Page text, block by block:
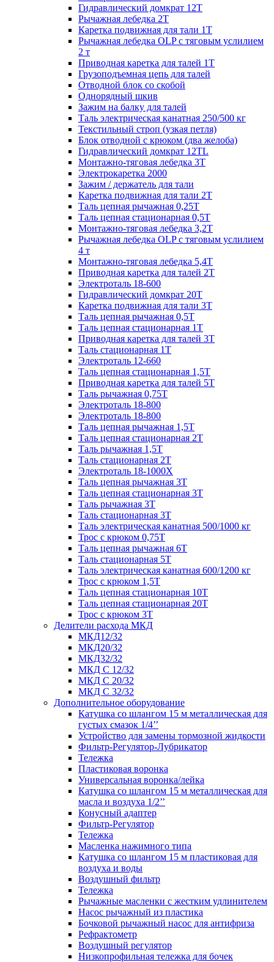
Гидравлический домкрат 12Т
Рычажная лебедка 2Т
Каретка подвижная для тали 1Т
Рычажная лебедка OLP с тяговым услилием
2 т
Приводная каретка для талей 1Т
Грузоподъемная цепь для талей
Отводной блок со скобой
Однорядный шкив
Зажим на балку для талей
Таль электрическая канатная 250/500 кг
Текстильный строп (узкая петля)
Блок отводной с крюком (два желоба)
Гидравлический домкрат 12TL
Монтажно-тяговая лебедка 3Т
Электрокаретка 2000
Зажим / держатель для тали
Каретка подвижная для тали 2Т
Таль цепная рычажная 0,25Т
Таль цепная стационарная 0,5Т
Монтажно-тяговая лебедка 3,2Т
Рычажная лебедка OLP с тяговым услилием
4 т
Монтажно-тяговая лебедка 5,4Т
Приводная каретка для талей 2Т
Электроталь 18-600
Гидравлический домкрат 20T
Каретка подвижная для тали 3Т
Таль цепная рычажная 0,5Т
Таль цепная стационарная 1Т
Приводная каретка для талей 3Т
Таль стационарная 1Т
Электроталь 12-660
Таль цепная стационарная 1,5Т
Приводная каретка для талей 5Т
Таль рычажная 0,75Т
Электроталь 18-800
Электроталь 18-800
Таль цепная рычажная 1,5Т
Таль цепная стационарная 2Т
Таль рычажная 1,5Т
Таль стационарная 2Т
Электроталь 18-1000X
Таль цепная рычажная 3Т
Таль цепная стационарная 3Т
Таль рычажная 3Т
Таль стационарная 3Т
Таль электрическая канатная 500/1000 кг
Трос с крюком 0,75Т
Таль цепная рычажная 6Т
Таль стационарная 5Т
Таль электрическая канатная 600/1200 кг
Трос с крюком 1,5Т
Таль цепная стационарная 10Т
Таль цепная стационарная 20Т
Трос с крюком 3Т
Делители расхода МКД
МКД12/32
МКД20/32
МКД32/32
МКД С 12/32
МКД С 20/32
МКД С 32/32
Дополнительное оборудование
Катушка со шлангом 15 м металлическая для
густых смазок 1/4’’
Устройство для замены тормозной жидкости
Фильтр-Регулятор-Лубрикатор
Тележка
Пластиковая воронка
Универсальная воронка/лейка
Катушка со шлангом 15 м металлическая для
масла и воздуха 1/2’’
Конусный адаптер
Фильтр-Регулятор
Тележка
Масленка нажимного типа
Катушка со шлангом 15 м пластиковая для
воздуха и воды
Воздушный фильтр
Тележка
Рычажные масленки с жестким удлинителем
Насос рычажный из пластика
Бочковой рычажный насос для антифриза
Рефрактометр
Воздушный регулятор
Низкопрофильная тележка для бочек